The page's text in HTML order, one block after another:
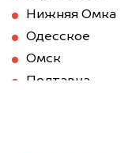
Нижняя Омка
Одесское
Омск
Полтавка